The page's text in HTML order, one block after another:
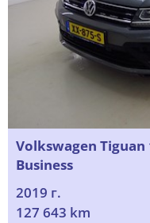
Volkswagen
Business
2019 г.
127 643 km